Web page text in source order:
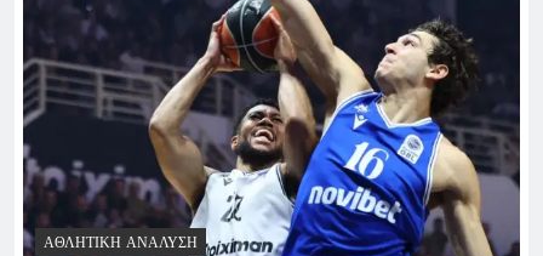
ΑΘΛΗΤΙΚΉ ΑΝΆΛΥΣΗ